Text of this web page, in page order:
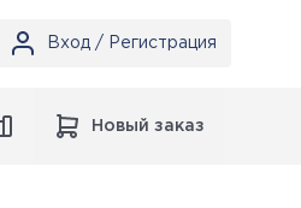
Вход / Регистрация
Новый заказ